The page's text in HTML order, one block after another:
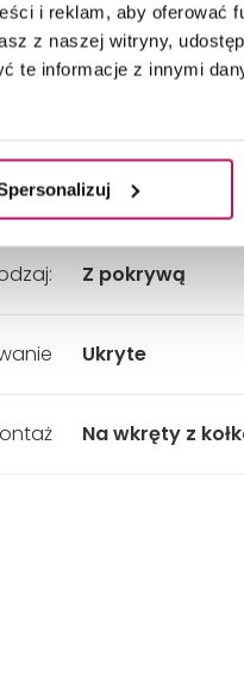
i reklam, aby oferować
z naszej witryny,
te informacje z innymi
119 mm
Metal
Z pokrywą
Ukryte
Na wkręty z